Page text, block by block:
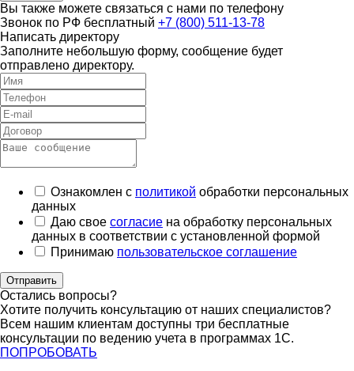
Вы также можете связаться с нами по телефону
Звонок по РФ бесплатный +7 (800) 511-13-78
Написать директору
Заполните небольшую форму, сообщение будет
отправлено директору.
Ознакомлен с политикой обработки персональных
данных
Даю свое согласие на обработку персональных
данных в соответствии с установленной формой
Принимаю пользовательское соглашение
Отправить
Остались вопросы?
Хотите получить консультацию от наших специалистов?
Всем нашим клиентам доступны три бесплатные
консультации по ведению учета в программах 1С.
ПОПРОБОВАТЬ